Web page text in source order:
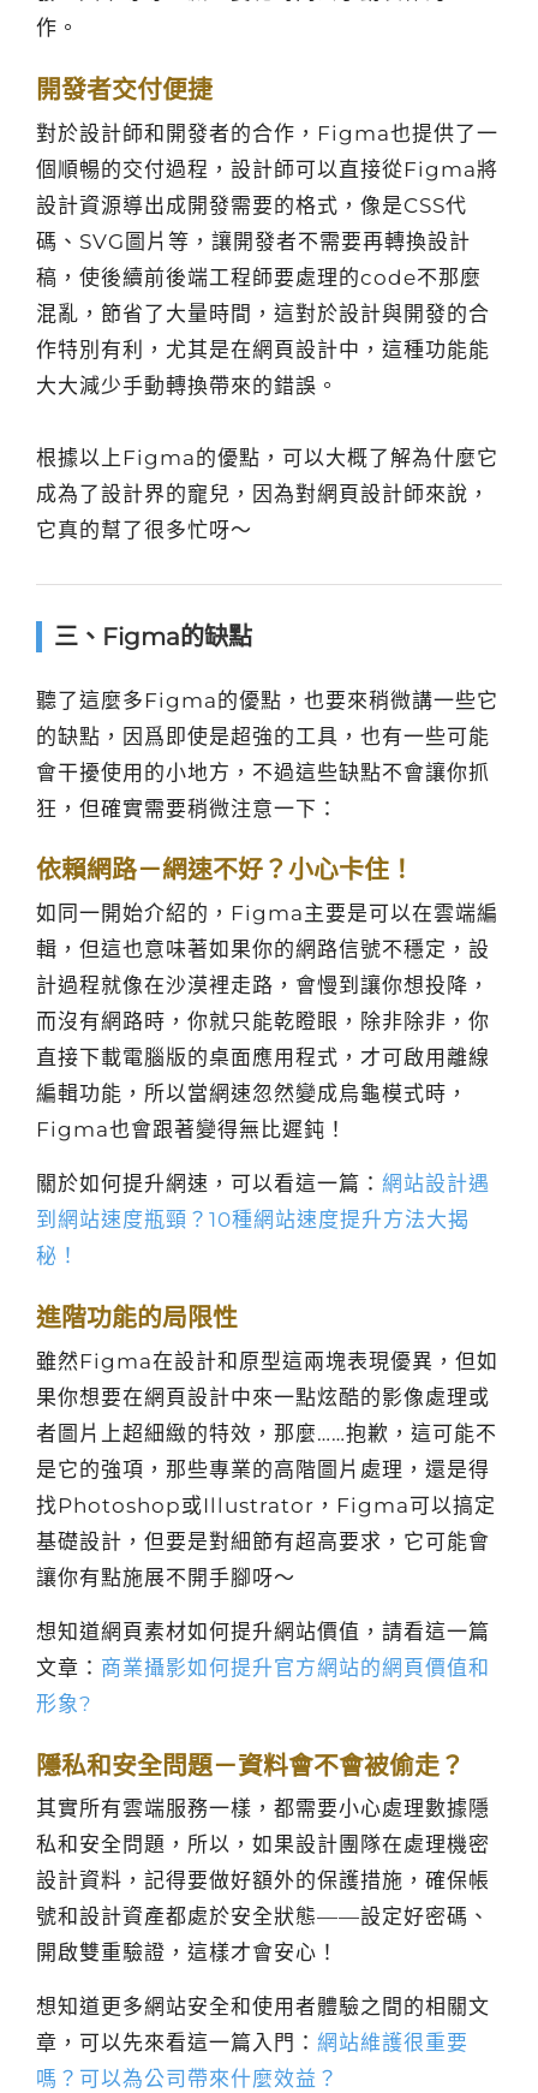
作。
開發者交付便捷
對於設計師和開發者的合作，Figma也提供了一
個順暢的交付過程，設計師可以直接從Figma將
設計資源導出成開發需要的格式，像是CSS代
碼、SVG圖片等，讓開發者不需要再轉換設計
稿，使後續前後端工程師要處理的code不那麼
混亂，節省了大量時間，這對於設計與開發的合
作特別有利，尤其是在網頁設計中，這種功能能
大大減少手動轉換帶來的錯誤。
根據以上Figma的優點，可以大概了解為什麼它
成為了設計界的寵兒，因為對網頁設計師來說，
它真的幫了很多忙呀～
三、Figma的缺點
聽了這麼多Figma的優點，也要來稍微講一些它
的缺點，因爲即使是超強的工具，也有一些可能
會干擾使用的小地方，不過這些缺點不會讓你抓
狂，但確實需要稍微注意一下：
依賴網路－網速不好？小心卡住！
如同一開始介紹的，Figma主要是可以在雲端編
輯，但這也意味著如果你的網路信號不穩定，設
計過程就像在沙漠裡走路，會慢到讓你想投降，
而沒有網路時，你就只能乾瞪眼，除非除非，你
直接下載電腦版的桌面應用程式，才可啟用離線
編輯功能，所以當網速忽然變成烏龜模式時，
Figma也會跟著變得無比遲鈍！
關於如何提升網速，可以看這一篇： 網站設計遇
到網站速度瓶頸？10種網站速度提升方法大揭
秘！
進階功能的局限性
雖然Figma在設計和原型這兩塊表現優異，但如
果你想要在網頁設計中來一點炫酷的影像處理或
者圖片上超細緻的特效，那麼……抱歉，這可能不
是它的強項，那些專業的高階圖片處理，還是得
找Photoshop或Illustrator，Figma可以搞定
基礎設計，但要是對細節有超高要求，它可能會
讓你有點施展不開手腳呀～
想知道網頁素材如何提升網站價值，請看這一篇
文章： 商業攝影如何提升官方網站的網頁價值和
形象?
隱私和安全問題－資料會不會被偷走？
其實所有雲端服務一樣，都需要小心處理數據隱
私和安全問題，所以，如果設計團隊在處理機密
設計資料，記得要做好額外的保護措施，確保帳
號和設計資產都處於安全狀態——設定好密碼、
開啟雙重驗證，這樣才會安心！
想知道更多網站安全和使用者體驗之間的相關文
章，可以先來看這一篇入門： 網站維護很重要
嗎？可以為公司帶來什麼效益？